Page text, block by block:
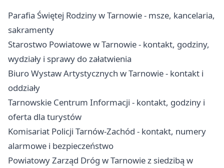
Parafia Świętej Rodziny w Tarnowie - msze, kancelaria,
sakramenty
Starostwo Powiatowe w Tarnowie - kontakt, godziny,
wydziały i sprawy do załatwienia
Biuro Wystaw Artystycznych w Tarnowie - kontakt i
oddziały
Tarnowskie Centrum Informacji - kontakt, godziny i
oferta dla turystów
Komisariat Policji Tarnów-Zachód - kontakt, numery
alarmowe i bezpieczeństwo
Powiatowy Zarząd Dróg w Tarnowie z siedzibą w